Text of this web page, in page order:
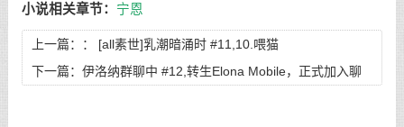
小说相关章节： 宁恩
上一篇：： [all素世]乳潮暗涌时 #11,10.喂猫
下一篇： 伊洛纳群聊中 #12,转生Elona Mobile，正式加入聊